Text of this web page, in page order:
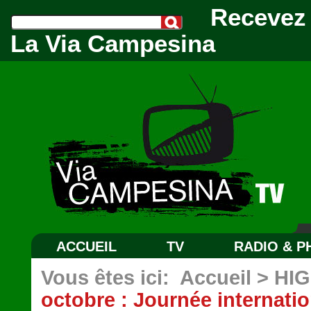
La Via Campesina
ACCUEIL TV RADIO &
Vous êtes ici: Accueil >
octobre : Journée